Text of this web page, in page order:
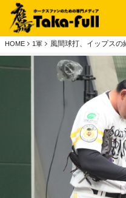
HOME 1軍 風間球打、イップス